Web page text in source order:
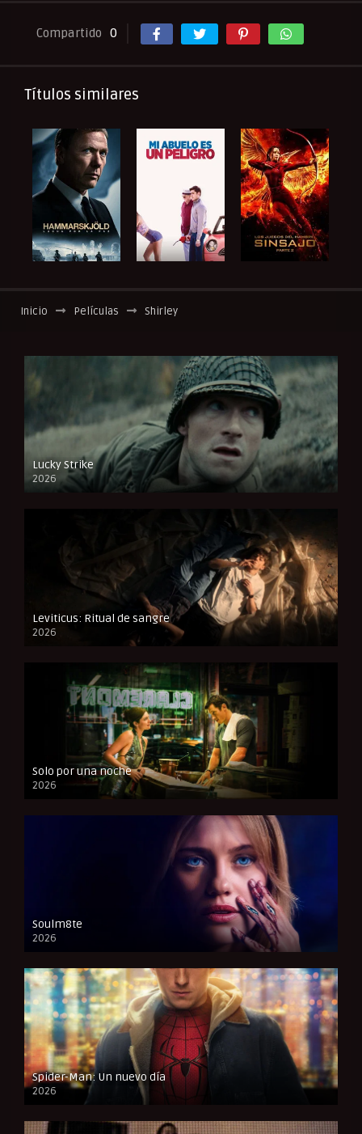
Compartido 0
Títulos similares
Inicio Películas Shirley
Lucky Strike
2026
FULL HD
Leviticus: Ritual de sangre
2026
FULL HD
Solo por una noche
2026
CAM
Soulm8te
2026
FULL HD
Spider-Man: Un nuevo día
2026
CAM